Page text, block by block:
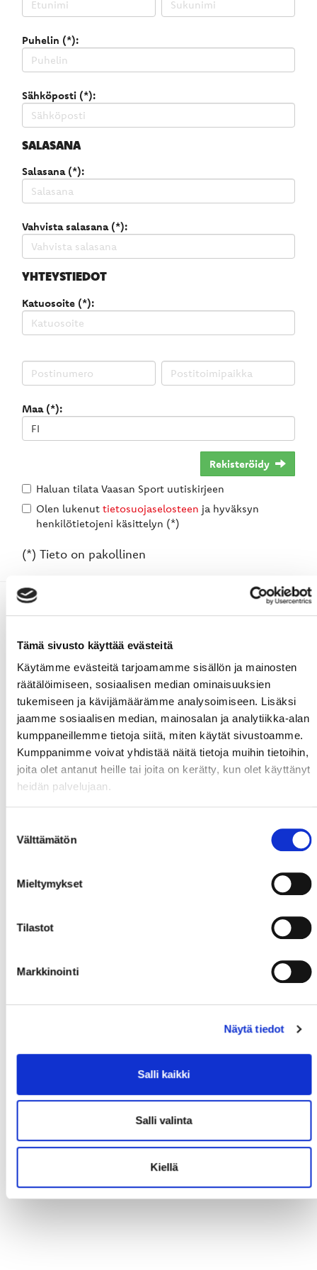
Tämä sivusto käyttää evästeitä
Käytämme evästeitä tarjoamamme sisällön ja mainosten
räätälöimiseen, sosiaalisen median ominaisuuksien
tukemiseen ja kävijämäärämme analysoimiseen. Lisäksi
jaamme sosiaalisen median, mainosalan ja analytiikka-alan
kumppaneillemme tietoja siitä, miten käytät sivustoamme.
Kumppanimme voivat yhdistää näitä tietoja muihin tietoihin,
joita olet antanut heille tai joita on kerätty, kun olet käyttänyt
heidän palvelujaan.
valinta
Välttämätön
Mieltymykset
Tilastot
Markkinointi
Näytä tiedot
Salli kaikki
Salli valinta
Kiellä
Puhelin (*):
Sähköposti (*):
SALASANA
Salasana (*):
Vahvista salasana (*):
YHTEYSTIEDOT
Katuosoite (*):
Maa (*):
Rekisteröidy
Haluan tilata Vaasan Sport uutiskirjeen
Olen lukenut tietosuojaselosteen ja hyväksyn
henkilötietojeni käsittelyn (*)
(*) Tieto on pakollinen